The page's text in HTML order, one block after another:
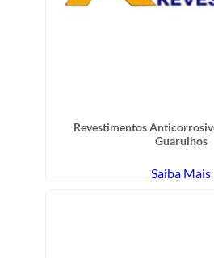
Revestimentos
Guarulhos
Saiba Mais